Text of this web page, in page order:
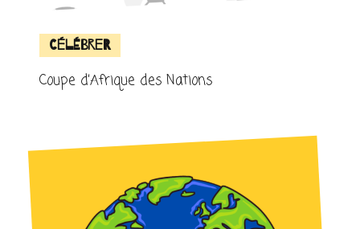
Célébrer
Coupe d’Afrique des Nations